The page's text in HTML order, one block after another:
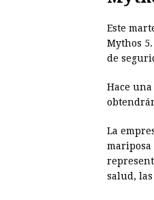
Este
Mythos
de
Hace
La
mariposa
salud,